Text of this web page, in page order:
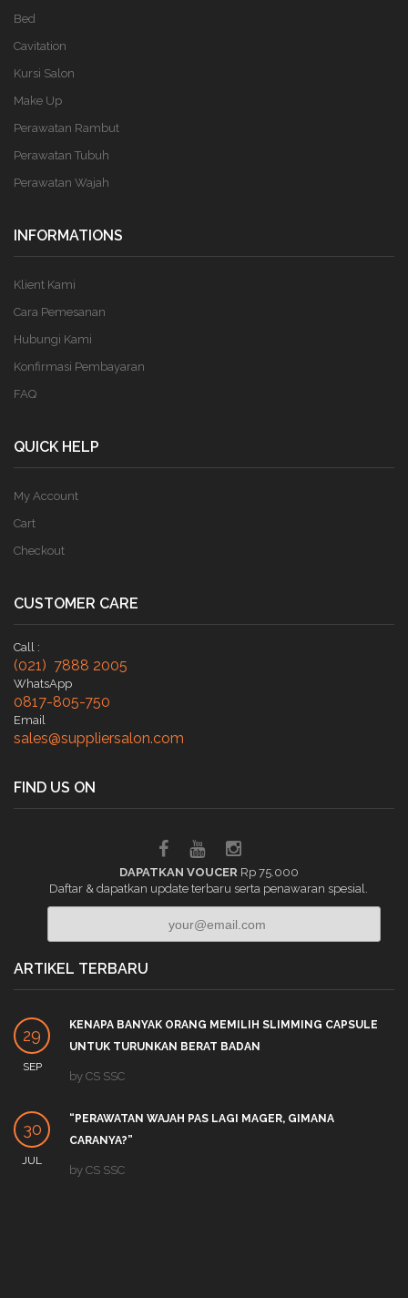
Bed
Cavitation
Kursi Salon
Make Up
Perawatan Rambut
Perawatan Tubuh
Perawatan Wajah
INFORMATIONS
Klient Kami
Cara Pemesanan
Hubungi Kami
Konfirmasi Pembayaran
FAQ
QUICK HELP
My Account
Cart
Checkout
CUSTOMER CARE
Call :
(021) 7888 2005
WhatsApp
0817-805-750
Email
sales@suppliersalon.com
FIND US ON
DAPATKAN VOUCER Rp 75.000
Daftar & dapatkan update terbaru serta penawaran spesial.
ARTIKEL TERBARU
29
SEP
KENAPA BANYAK ORANG MEMILIH SLIMMING CAPSULE
UNTUK TURUNKAN BERAT BADAN
by CS SSC
30
JUL
“PERAWATAN WAJAH PAS LAGI MAGER, GIMANA
CARANYA?”
by CS SSC